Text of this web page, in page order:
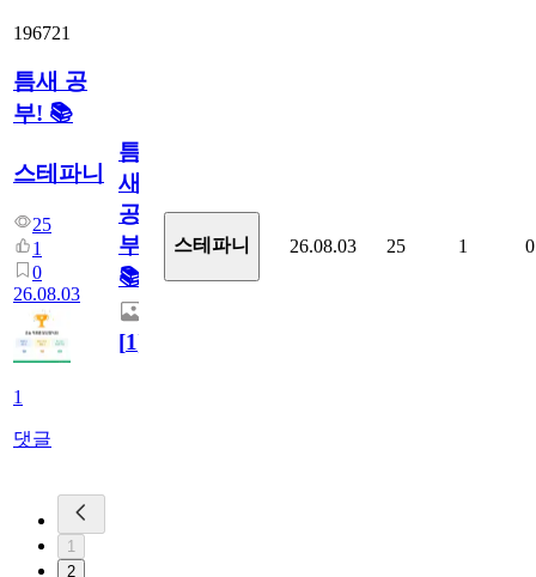
196721
틈새 공
부! 📚
스테파니
25
1
0
26.08.03
1
댓글
틈
새
공
부!
📚
[1]
스테파니 26.08.03 25 1 0
1
2